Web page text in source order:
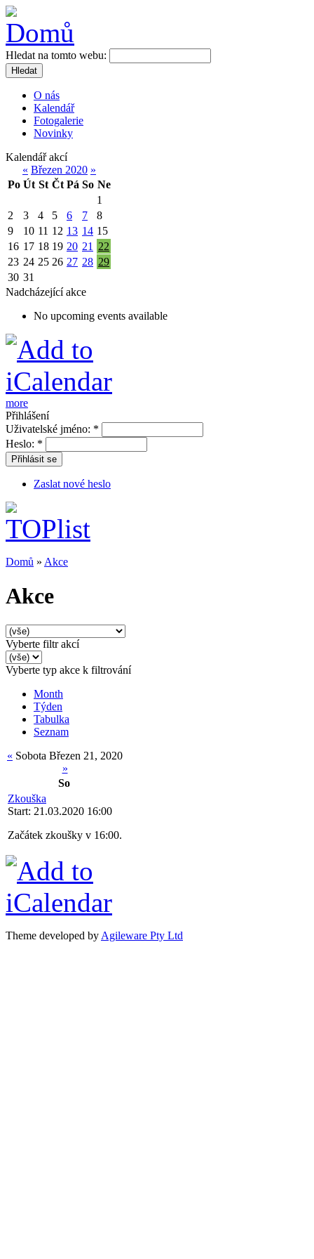
Hledat na tomto webu:
Hledat
O nás
Kalendář
Fotogalerie
Novinky
Kalendář akcí
« Březen 2020 »
Po Út St Čt Pá So Ne
1
2
3 4 5 6 7
8
9
10 11 12 13 14 15
16 17 18 19 20 21
22
23 24 25 26 27 28 29
30 31
Nadcházející akce
No upcoming events available
more
Přihlášení
Uživatelské jméno: *
Heslo: *
Přihlásit se
Zaslat nové heslo
Domů » Akce
Akce
Vyberte filtr akcí
Vyberte typ akce k filtrování
Month
Týden
Tabulka
Seznam
« Sobota Březen 21, 2020
»
So
Zkouška
Start: 21.03.2020 16:00
Začátek zkoušky v 16:00.
Theme developed by Agileware Pty Ltd